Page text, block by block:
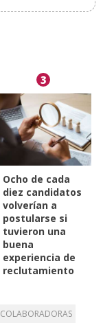
3
Ocho de cada
diez candidatos
volverían a
postularse si
tuvieron una
buena
experiencia de
reclutamiento
COLABORADORAS